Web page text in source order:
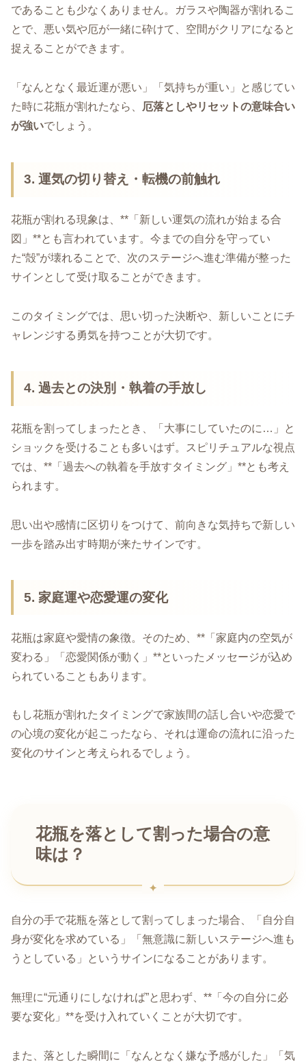
であることも少なくありません。ガラスや陶器が割れるこ
とで、悪い気や厄が一緒に砕けて、空間がクリアになると
捉えることができます。
「なんとなく最近運が悪い」「気持ちが重い」と感じてい
た時に花瓶が割れたなら、
厄落としやリセットの意味合い
が強いでしょう。
3. 運気の切り替え・転機の前触れ
花瓶が割れる現象は、**「新しい運気の流れが始まる合
図」**とも言われています。今までの自分を守ってい
た“殻”が壊れることで、次のステージへ進む準備が整った
サインとして受け取ることができます。
このタイミングでは、思い切った決断や、新しいことにチ
ャレンジする勇気を持つことが大切です。
4. 過去との決別・執着の手放し
花瓶を割ってしまったとき、「大事にしていたのに…」と
ショックを受けることも多いはず。スピリチュアルな視点
では、**「過去への執着を手放すタイミング」**とも考え
られます。
思い出や感情に区切りをつけて、前向きな気持ちで新しい
一歩を踏み出す時期が来たサインです。
5. 家庭運や恋愛運の変化
花瓶は家庭や愛情の象徴。そのため、**「家庭内の空気が
変わる」「恋愛関係が動く」**といったメッセージが込め
られていることもあります。
もし花瓶が割れたタイミングで家族間の話し合いや恋愛で
の心境の変化が起こったなら、それは運命の流れに沿った
変化のサインと考えられるでしょう。
花瓶を落として割った場合の意
味は？
自分の手で花瓶を落として割ってしまった場合、「自分自
身が変化を求めている」「無意識に新しいステージへ進も
うとしている」というサインになることがあります。
無理に“元通りにしなければ”と思わず、**「今の自分に必
要な変化」**を受け入れていくことが大切です。
また、落とした瞬間に「なんとなく嫌な予感がした」「気